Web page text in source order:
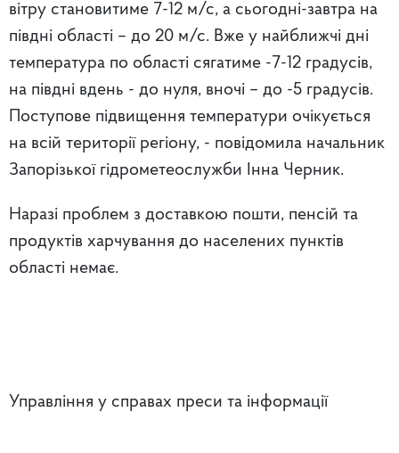
вітру становитиме 7-12 м/с, а сьогодні-завтра на
півдні області – до 20 м/с. Вже у найближчі дні
температура по області сягатиме -7-12 градусів,
на півдні вдень - до нуля, вночі – до -5 градусів.
Поступове підвищення температури очікується
на всій території регіону, - повідомила начальник
Запорізької гідрометеослужби Інна Черник.
Наразі проблем з доставкою пошти, пенсій та
продуктів харчування до населених пунктів
області немає.
Управління у справах преси та інформації